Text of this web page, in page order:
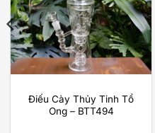
Điếu Cày Thủy Tinh Tổ
Ong – BTT494